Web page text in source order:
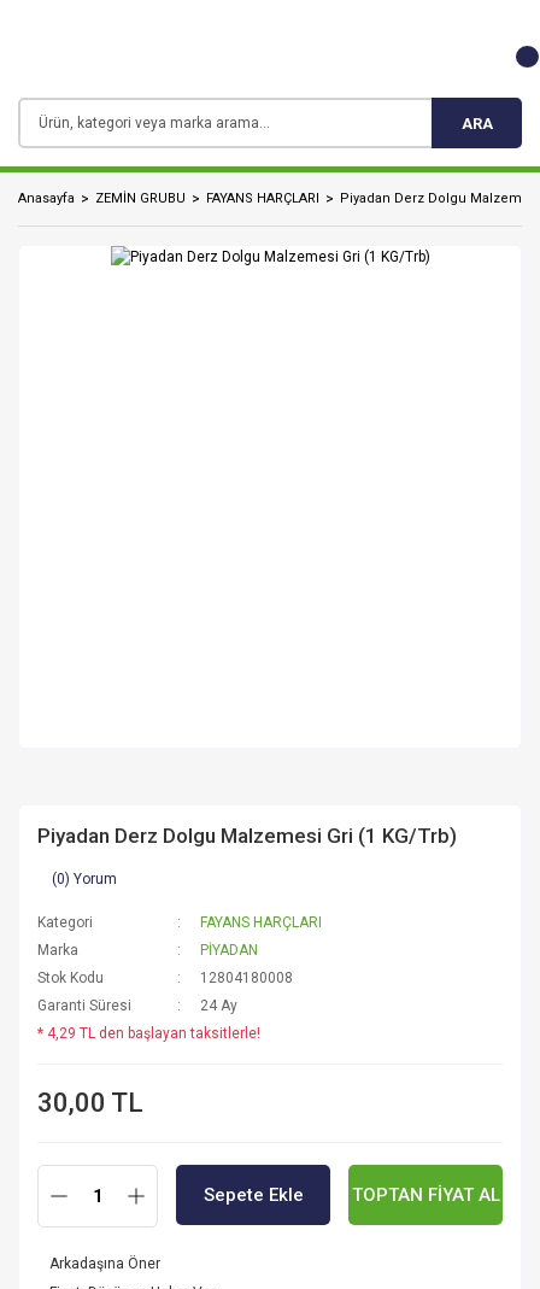
ARA
Anasayfa ZEMİN GRUBU FAYANS HARÇLARI Piyadan Derz Dolgu
Piyadan Derz Dolgu Malzemesi Gri (1 KG/Trb)
(0) Yorum
Kategori
FAYANS HARÇLARI
Marka
PİYADAN
Stok Kodu
12804180008
Garanti Süresi
24 Ay
* 4,29 TL den başlayan taksitlerle!
30,00 TL
Sepete Ekle TOPTAN FİYAT AL
Arkadaşına Öner